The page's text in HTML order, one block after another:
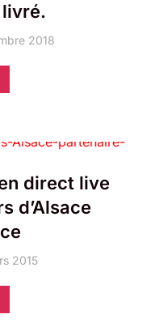
2018
direct live
d’Alsace
2015